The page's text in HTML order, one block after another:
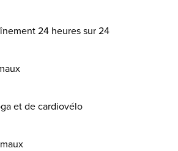
24 heures sur 24
et de cardiovélo